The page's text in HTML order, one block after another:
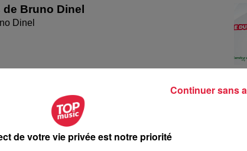
de Bruno Dinel
Dinel
de votre vie privée est notre priorité
Continuer sans